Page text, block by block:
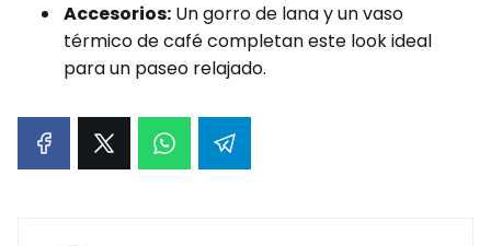
Accesorios: Un gorro de lana y un vaso
térmico de café completan este look ideal
para un paseo relajado.